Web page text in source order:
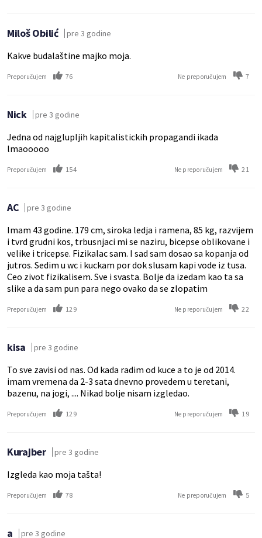
Miloš Obilić pre 3 godine
Kakve budalaštine majko moja.
Preporučujem 76 Ne preporučujem 7
Nick pre 3 godine
Jedna od najglupljih kapitalistickih propagandi ikada
lmaooooo
Preporučujem 154 Ne preporučujem 21
AC pre 3 godine
Imam 43 godine. 179 cm, siroka ledja i ramena, 85 kg, razvijem
i tvrd grudni kos, trbusnjaci mi se naziru, bicepse oblikovane i
velike i tricepse. Fizikalac sam. I sad sam dosao sa kopanja od
jutros. Sedim u wc i kuckam por dok slusam kapi vode iz tusa.
Ceo zivot fizikalisem. Sve i svasta. Bolje da izedam kao ta sa
slike a da sam pun para nego ovako da se zlopatim
Preporučujem 129 Ne preporučujem 22
kisa pre 3 godine
To sve zavisi od nas. Od kada radim od kuce a to je od 2014.
imam vremena da 2-3 sata dnevno provedem u teretani,
bazenu, na jogi, .... Nikad bolje nisam izgledao.
Preporučujem 129 Ne preporučujem 19
Kurajber pre 3 godine
Izgleda kao moja tašta!
Preporučujem 78 Ne preporučujem 5
a pre 3 godine